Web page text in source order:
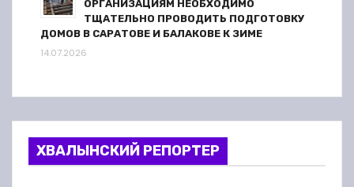
ОРГАНИЗАЦИЯМ НЕОБХОДИМО
ТЩАТЕЛЬНО ПРОВОДИТЬ ПОДГОТОВКУ
ДОМОВ В САРАТОВЕ И БАЛАКОВЕ К ЗИМЕ
14.07.2026
ХВАЛЫНСКИЙ РЕПОРТЕР